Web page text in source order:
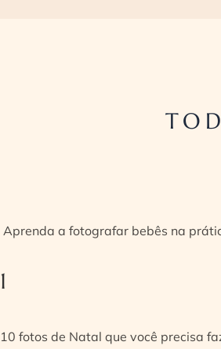
Aprenda a fotografar bebês na
1
10 fotos de Natal que você precisa